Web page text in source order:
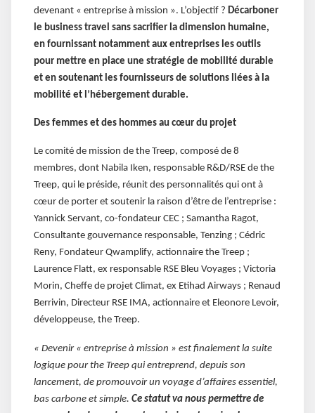
devenant « entreprise à mission ». L’objectif ? Décarboner
le business travel sans sacrifier la dimension humaine,
en fournissant notamment aux entreprises les outils
pour mettre en place une stratégie de mobilité durable
et en soutenant les fournisseurs de solutions liées à la
mobilité et l’hébergement durable.
Des femmes et des hommes au cœur du projet
Le comité de mission de the Treep, composé de 8
membres, dont Nabila Iken, responsable R&D/RSE de the
Treep, qui le préside, réunit des personnalités qui ont à
cœur de porter et soutenir la raison d’être de l’entreprise :
Yannick Servant, co-fondateur CEC ; Samantha Ragot,
Consultante gouvernance responsable, Tenzing ; Cédric
Reny, Fondateur Qwamplify, actionnaire the Treep ;
Laurence Flatt, ex responsable RSE Bleu Voyages ; Victoria
Morin, Cheffe de projet Climat, ex Etihad Airways ; Renaud
Berrivin, Directeur RSE IMA, actionnaire et Eleonore Levoir,
développeuse, the Treep.
« Devenir « entreprise à mission » est finalement la suite
logique pour the Treep qui entreprend, depuis son
lancement, de promouvoir un voyage d’affaires essentiel,
bas carbone et simple. Ce statut va nous permettre de